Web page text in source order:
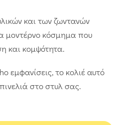
και των ζωντανών
μοντέρνο κόσμημα που
και κομψότητα.
εμφανίσεις, το κολιέ αυτό
στο στυλ σας.